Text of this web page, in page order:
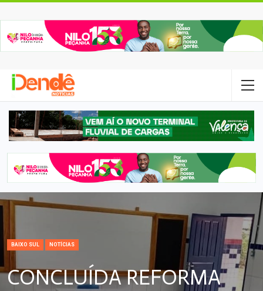
BAIXO SUL NOTÍCIAS
CONCLUÍDA REFORMA